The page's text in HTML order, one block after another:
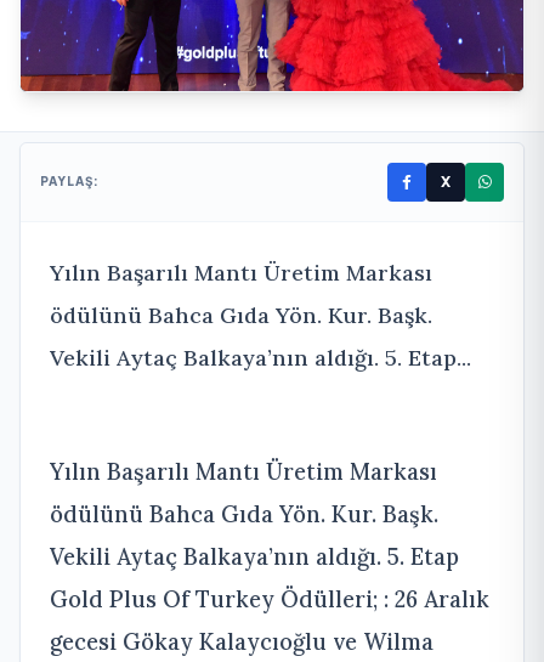
PAYLAŞ: X
Yılın Başarılı Mantı Üretim Markası
ödülünü Bahca Gıda Yön. Kur. Başk.
Vekili Aytaç Balkaya’nın aldığı. 5. Etap...
Yılın Başarılı Mantı Üretim Markası
ödülünü Bahca Gıda Yön. Kur. Başk.
Vekili Aytaç Balkaya’nın aldığı. 5. Etap
Gold Plus Of Turkey Ödülleri; : 26 Aralık
gecesi Gökay Kalaycıoğlu ve Wilma